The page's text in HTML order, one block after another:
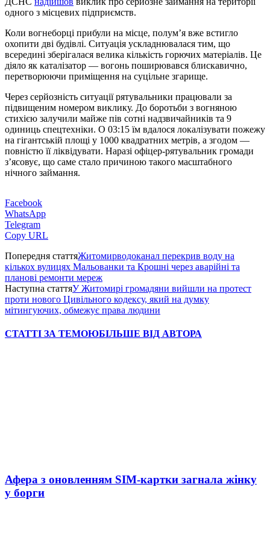
одного з місцевих підприємств.
Коли вогнеборці прибули на місце, полум’я вже встигло
охопити дві будівлі. Ситуація ускладнювалася тим, що
всередині зберігалася велика кількість горючих матеріалів. Це
діяло як каталізатор — вогонь поширювався блискавично,
перетворюючи приміщення на суцільне згарище.
Через серйозність ситуації рятувальники працювали за
підвищеним номером виклику. До боротьби з вогняною
стихією залучили майже пів сотні надзвичайників та 9
одиниць спецтехніки. О 03:15 їм вдалося локалізувати пожежу
на гігантській площі у 1000 квадратних метрів, а згодом —
повністю її ліквідувати. Наразі офіцер-рятувальник громади
з’ясовує, що саме стало причиною такого масштабного
нічного займання.
Facebook
WhatsApp
Telegram
Copy URL
Попередня статтяЖитомирводоканал перекрив воду на
кількох вулицях Мальованки та Крошні через аварійні та
планові ремонти мереж
Наступна статтяУ Житомирі громадяни вийшли на протест
проти нового Цивільного кодексу, який на думку
мітингуючих, обмежує права людини
СТАТТІ ЗА ТЕМОЮБІЛЬШЕ ВІД АВТОРА
Афера з оновленням SIM-картки загнала жінку
у борги